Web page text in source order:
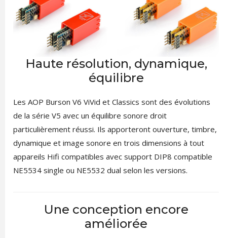
Haute résolution, dynamique,
équilibre
Les AOP Burson V6 ViVid et Classics sont des évolutions
de la série V5 avec un équilibre sonore droit
particulièrement réussi. Ils apporteront ouverture, timbre,
dynamique et image sonore en trois dimensions à tout
appareils Hifi compatibles avec support DIP8 compatible
NE5534 single ou NE5532 dual selon les versions.
Une conception encore
améliorée